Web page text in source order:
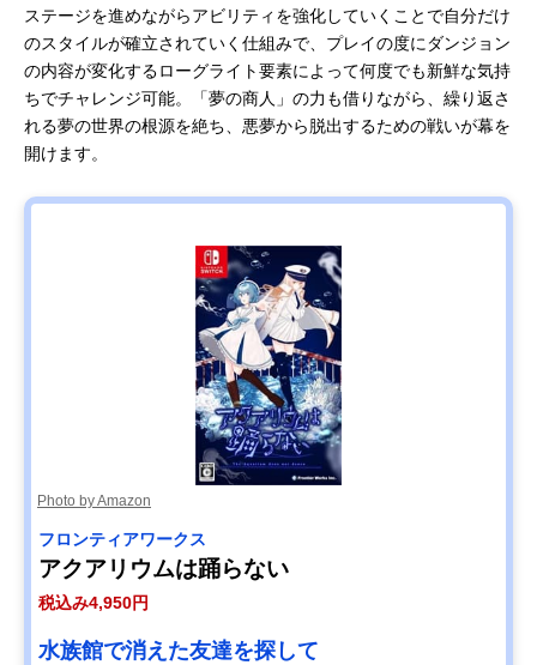
ステージを進めながらアビリティを強化していくことで自分だけ
のスタイルが確立されていく仕組みで、プレイの度にダンジョン
の内容が変化するローグライト要素によって何度でも新鮮な気持
ちでチャレンジ可能。「夢の商人」の力も借りながら、繰り返さ
れる夢の世界の根源を絶ち、悪夢から脱出するための戦いが幕を
開けます。
Photo by Amazon
フロンティアワークス
アクアリウムは踊らない
税込み4,950円
水族館で消えた友達を探して